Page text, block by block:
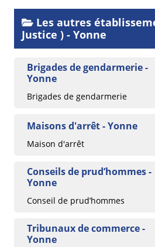
Les autres
Justice ) - Yonne
Brigades de gendarmerie -
Yonne
Brigades de gendarmerie
Maisons d'arrêt - Yonne
Maison d'arrêt
Conseils de prud’hommes -
Yonne
Conseil de prud’hommes
Tribunaux de commerce -
Yonne